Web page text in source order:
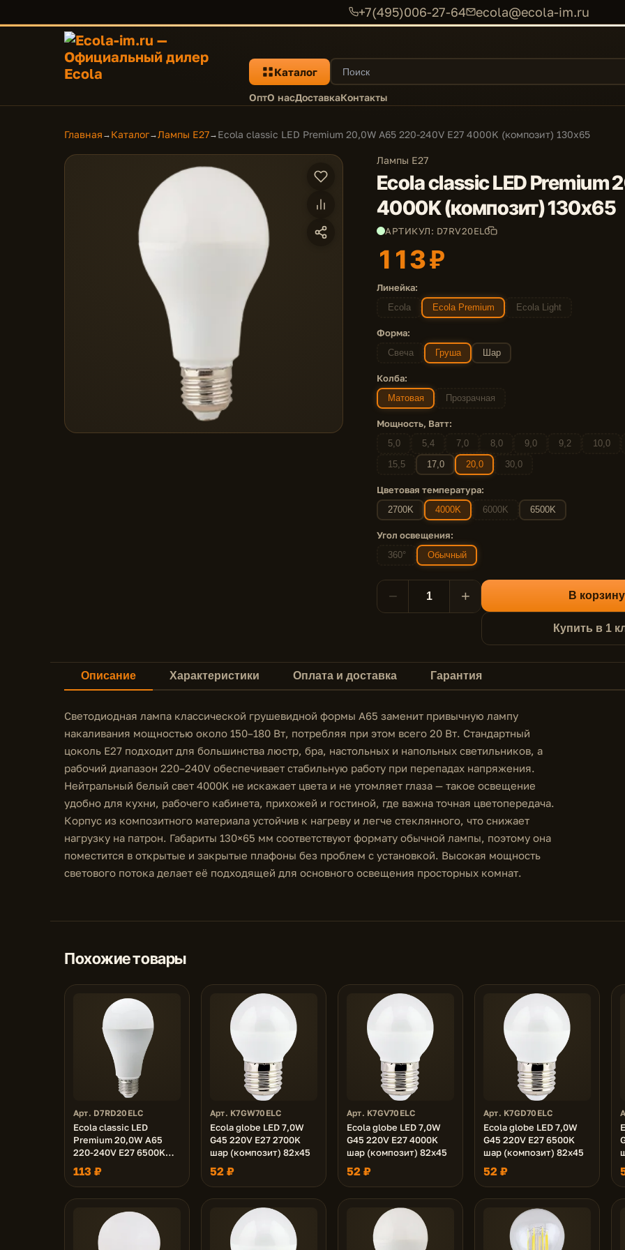
+7(495)006-27-64 ecola@ecola-im.ru
Каталог
ОптО насДоставкаКонтакты
Главная → Каталог→Лампы E27→ Ecola classic LED Premium 20,0W A65 220-240V E27 4000K (композит) 130x65
Лампы E27
Ecola classic LED
4000K (композит) 130x65
АРТИКУЛ: D7RV20ELC
113 ₽
Линейка:
Ecola Ecola Premium Ecola Light
Форма:
Свеча Груша Шар
Колба:
Матовая Прозрачная
Мощность, Ватт:
5,0 5,4 7,0 8,0 9,0 9,2
10,0
15,5
17,0 20,0 30,0
Цветовая температура:
2700K 4000K 6000K 6500K
Угол освещения:
360° Обычный
− + В корзину
Купить в 1
Описание Характеристики Оплата и доставка Гарантия
Светодиодная лампа классической грушевидной формы A65 заменит привычную лампу
накаливания мощностью около 150–180 Вт, потребляя при этом всего 20 Вт. Стандартный
цоколь E27 подходит для большинства люстр, бра, настольных и напольных светильников, а
рабочий диапазон 220–240V обеспечивает стабильную работу при перепадах напряжения.
Нейтральный белый свет 4000K не искажает цвета и не утомляет глаза — такое освещение
удобно для кухни, рабочего кабинета, прихожей и гостиной, где важна точная цветопередача.
Корпус из композитного материала устойчив к нагреву и легче стеклянного, что снижает
нагрузку на патрон. Габариты 130×65 мм соответствуют формату обычной лампы, поэтому она
поместится в открытые и закрытые плафоны без проблем с установкой. Высокая мощность
светового потока делает её подходящей для основного освещения просторных комнат.
Похожие товары
Арт. D7RD20ELC
Ecola classic LED
Premium 20,0W A65
220-240V E27 6500K
(композит) 130x65
113 ₽
Арт. K7GW70ELC
Ecola globe LED 7,0W
G45 220V E27 2700K
шар (композит) 82x45
52 ₽
Арт. K7GV70ELC
Ecola globe LED 7,0W
G45 220V E27 4000K
шар (композит) 82x45
52 ₽
Арт. K7GD70ELC
Ecola globe LED 7,0W
G45 220V E27 6500K
шар (композит) 82x45
52 ₽